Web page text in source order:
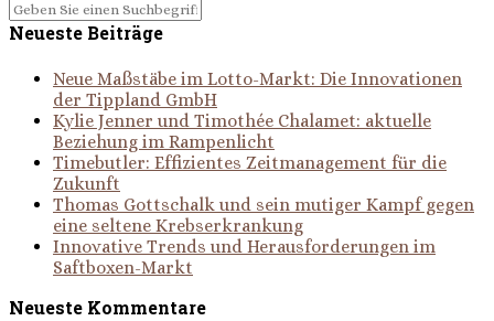
Neueste Beiträge
Neue Maßstäbe im Lotto-Markt: Die Innovationen
der Tippland GmbH
Kylie Jenner und Timothée Chalamet: aktuelle
Beziehung im Rampenlicht
Timebutler: Effizientes Zeitmanagement für die
Zukunft
Thomas Gottschalk und sein mutiger Kampf gegen
eine seltene Krebserkrankung
Innovative Trends und Herausforderungen im
Saftboxen-Markt
Neueste Kommentare